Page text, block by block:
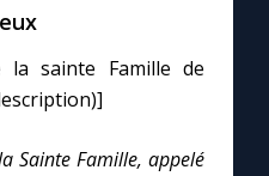
la sainte Famille de
Sainte Famille, appelé